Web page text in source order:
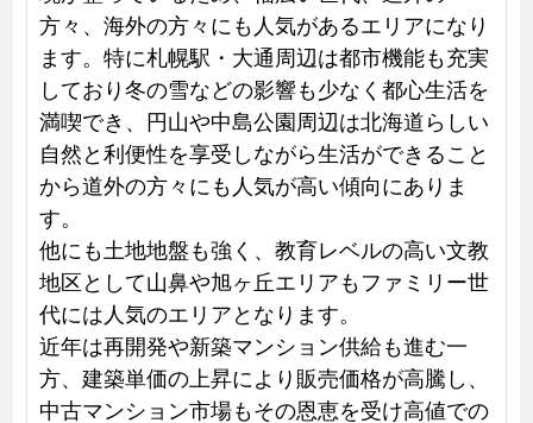
方々、海外の方々にも人気があるエリアになり
ます。特に札幌駅・大通周辺は都市機能も充実
しており冬の雪などの影響も少なく都心生活を
満喫でき、円山や中島公園周辺は北海道らしい
自然と利便性を享受しながら生活ができること
から道外の方々にも人気が高い傾向にありま
す。
他にも土地地盤も強く、教育レベルの高い文教
地区として山鼻や旭ヶ丘エリアもファミリー世
代には人気のエリアとなります。
近年は再開発や新築マンション供給も進む一
方、建築単価の上昇により販売価格が高騰し、
中古マンション市場もその恩恵を受け高値での